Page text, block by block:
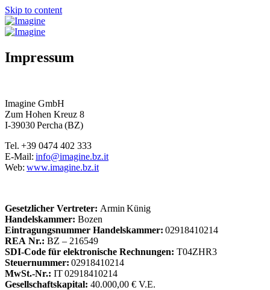
Skip to content
Impressum
Imagine GmbH
Zum Hohen Kreuz 8
I-39030Percha (BZ)
Tel. +39 0474 402 333
E-Mail: info@imagine.bz.it
Web: www.imagine.bz.it
Gesetzlicher Vertreter: Armin Künig
Handelskammer: Bozen
Eintragungsnummer Handelskammer: 02918410214
REA Nr.: BZ – 216549
SDI-Code für elektronische Rechnungen: T04ZHR3
Steuernummer: 02918410214
MwSt.-Nr.: IT 02918410214
Gesellschaftskapital: 40.000,00 € V.E.